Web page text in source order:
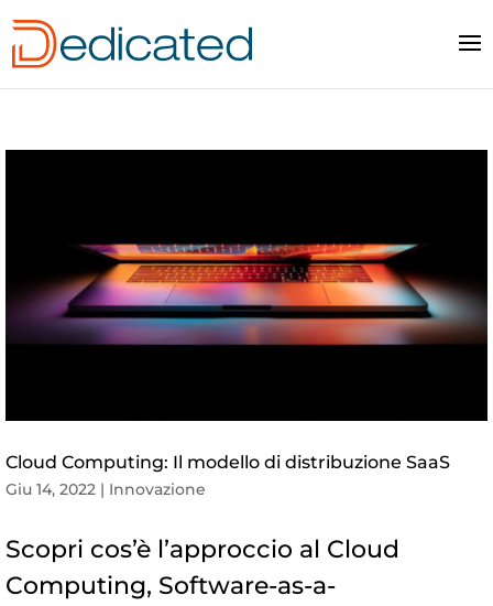
Cloud Computing: Il modello di distribuzione SaaS
Giu 14, 2022 | Innovazione
Scopri cos’è l’approccio al Cloud
Computing, Software-as-a-